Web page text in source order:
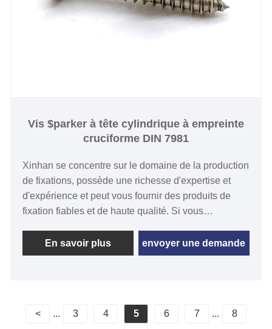
Vis $parker à tête cylindrique à empreinte
cruciforme DIN 7981
Xinhan se concentre sur le domaine de la production
de fixations, possède une richesse d'expertise et
d'expérience et peut vous fournir des produits de
fixation fiables et de haute qualité. Si vous
cylindrique à empreinte cruciforme DIN 7981 de
haute qualité et à bas prix, notre usine vous
polyvalente de haute performance adaptée à une
variété de scénarios d'application différents.
En savoir plus envoyer une demande
< ... 3 4 5 6 7 ...
8